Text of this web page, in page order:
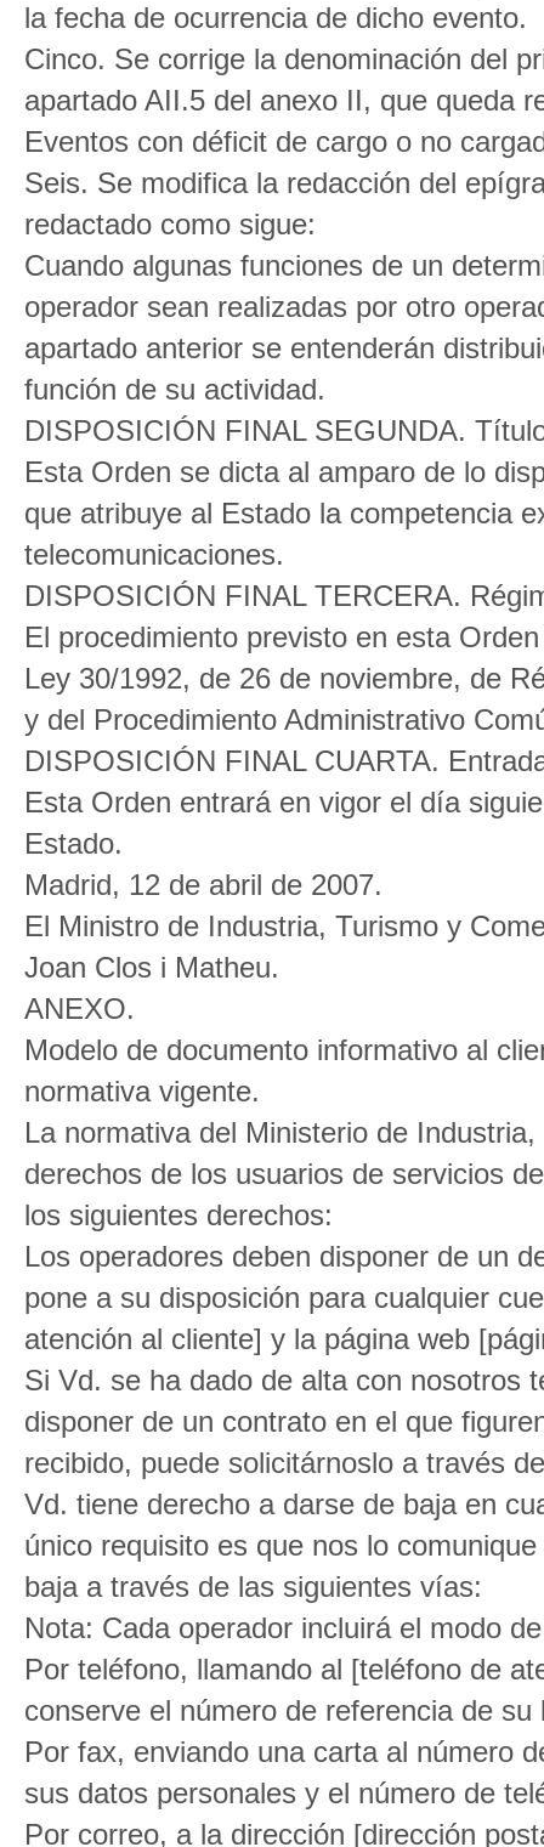
la fecha de ocurrencia de dicho evento.
Cinco. Se corrige la denominación del
apartado AII.5 del anexo II, que queda
Eventos con déficit de cargo o no
Seis. Se modifica la redacción del
redactado como sigue:
Cuando algunas funciones de un
operador sean realizadas por otro
apartado anterior se entenderán
función de su actividad.
DISPOSICIÓN FINAL SEGUNDA.
Esta Orden se dicta al amparo de lo
que atribuye al Estado la competencia
telecomunicaciones.
DISPOSICIÓN FINAL TERCERA.
El procedimiento previsto en esta
Ley 30/1992, de 26 de noviembre, de
y del Procedimiento Administrativo
DISPOSICIÓN FINAL CUARTA.
Esta Orden entrará en vigor el día
Estado.
Madrid, 12 de abril de 2007.
El Ministro de Industria, Turismo y
Joan Clos i Matheu.
ANEXO.
Modelo de documento informativo al
normativa vigente.
La normativa del Ministerio de
derechos de los usuarios de servicios
los siguientes derechos:
Los operadores deben disponer de un
pone a su disposición para cualquier
atención al cliente] y la página web
Si Vd. se ha dado de alta con nosotros
disponer de un contrato en el que
recibido, puede solicitárnoslo a través
Vd. tiene derecho a darse de baja en
único requisito es que nos lo
baja a través de las siguientes vías:
Nota: Cada operador incluirá el modo
Por teléfono, llamando al [teléfono de
conserve el número de referencia de
Por fax, enviando una carta al número
sus datos personales y el número de
Por correo, a la dirección [dirección